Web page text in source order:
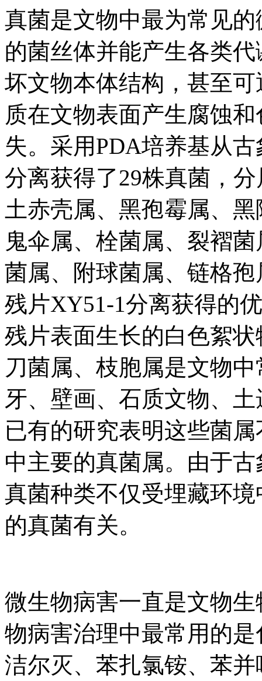
真菌是文物中最为常见
的菌丝体并能产生各类
坏文物本体结构，甚至
质在文物表面产生腐蚀
失。采用PDA培养基从
分离获得了29株真菌，
土赤壳属、黑孢霉属、
鬼伞属、栓菌属、裂褶
菌属、附球菌属、链格
残片XY51-1分离获得的
残片表面生长的白色絮
刀菌属、枝胞属是文物
牙、壁画、石质文物、
已有的研究表明这些菌
中主要的真菌属。由于
真菌种类不仅受埋藏环
的真菌有关。
微生物病害一直是文物
物病害治理中最常用的
洁尔灭、苯扎氯铵、苯